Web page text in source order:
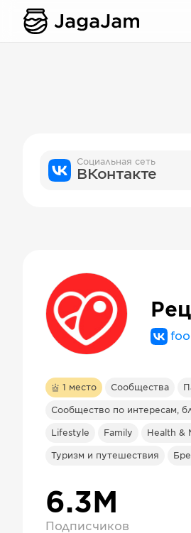
Социальная сеть
ВКонтакте
1 место Сообщества
Сообщество по интересам,
Lifestyle Family Health &
Туризм и путешествия
6.3М
Подписчиков